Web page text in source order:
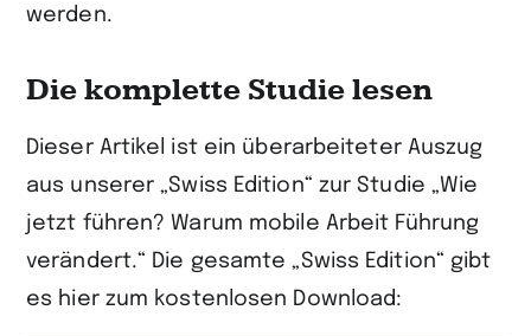
werden.
Die komplette Studie lesen
Dieser Artikel ist ein überarbeiteter Auszug
aus unserer „Swiss Edition“ zur Studie „Wie
jetzt führen? Warum mobile Arbeit Führung
verändert.“ Die gesamte „Swiss Edition“ gibt
es hier zum kostenlosen Download: